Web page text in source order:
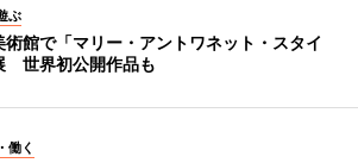
ぶ
術館で「マリー・アントワネット・スタイ
世界初公開作品も
働く